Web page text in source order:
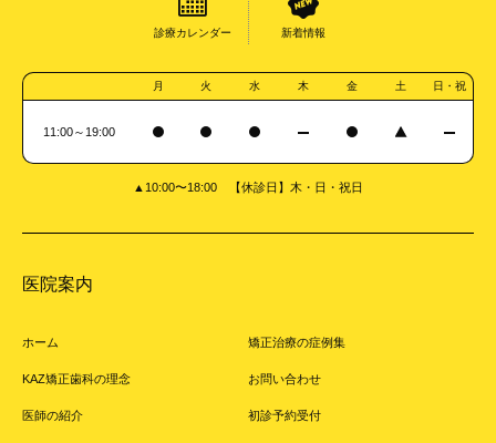
診療カレンダー 新着情報
月 火 水 木 金 土 日・祝
11:00～19:00
▲10:00〜18:00 【休診日】木・日・祝日
医院案内
ホーム
KAZ矯正歯科の理念
医師の紹介
矯正治療の症例集
お問い合わせ
初診予約受付